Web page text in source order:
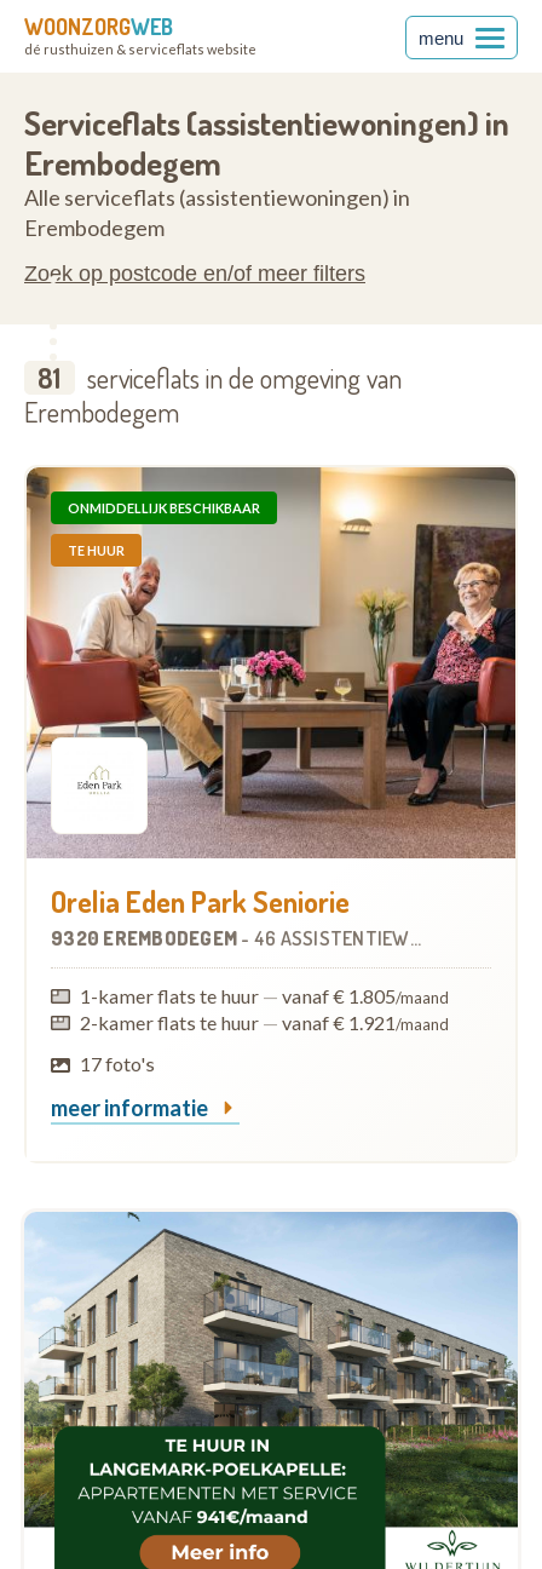
WOONZORGWEB
dé rusthuizen & serviceflats website
menu
Serviceflats (assistentiewoningen) in
Erembodegem
Alle serviceflats (assistentiewoningen) in
Erembodegem
Zoek op postcode en/of meer filters
81
serviceflats in de omgeving van
Erembodegem
ONMIDDELLIJK BESCHIKBAAR
TE HUUR
Orelia Eden Park Seniorie
9320 EREMBODEGEM - 46 ASSISTENTIEWONINGEN
1-kamer flats te huur — vanaf € 1.805/maand
2-kamer flats te huur — vanaf € 1.921/maand
17 foto's
meer informatie